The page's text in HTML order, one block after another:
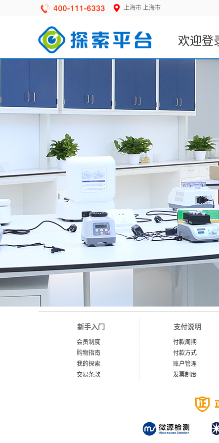
上海市 上海市
欢迎登
新手入门
会员制度
购物指南
我的探索
交易条款
支付说明
付款周期
付款方式
账户管理
发票制度